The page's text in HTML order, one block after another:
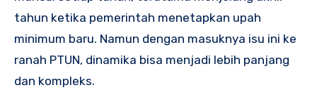
tahun ketika pemerintah menetapkan upah
minimum baru. Namun dengan masuknya isu ini ke
ranah PTUN, dinamika bisa menjadi lebih panjang
dan kompleks.